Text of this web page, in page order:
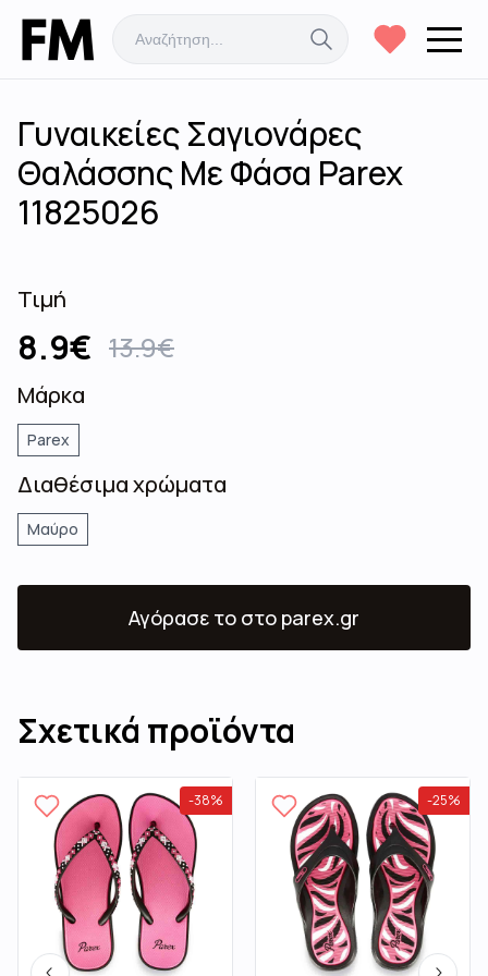
Γυναικείες Σαγιονάρες
Θαλάσσης Με Φάσα Parex
11825026
Τιμή
8.9€ 13.9€
Μάρκα
Parex
Διαθέσιμα χρώματα
Μαύρο
Αγόρασε το στο parex.gr
Σχετικά προϊόντα
-38% -25%